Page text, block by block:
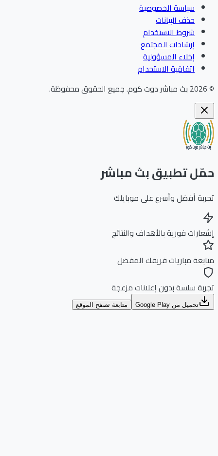
سياسة الخصوصية
حذف البيانات
شروط الاستخدام
إرشادات المجتمع
إخلاء المسؤولية
اتفاقية الاستخدام
بث مباشر دوت كوم.جميع الحقوق محفوظة.
تطبيق بث مباشر
أفضل وأسرع على موبايلك
فورية بالأهداف والنتائج
مباريات فريقك المفضل
سلسة بدون إعلانات مزعجة
تحميل من Google Play متابعة تصفح الموقع